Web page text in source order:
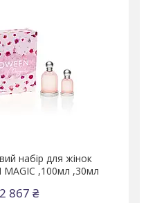
набір для жінок
MAGIC ,100мл ,30мл
2 867 ₴